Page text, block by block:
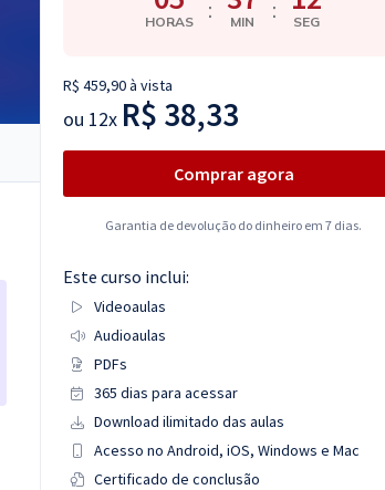
HORAS : MIN : SEG
R$ 459,90 à vista
ou 12x R$ 38,33
Comprar agora
Garantia de devolução do dinheiro em 7 dias.
Este curso inclui:
Videoaulas
Audioaulas
PDFs
365 dias para acessar
Download ilimitado das aulas
Acesso no Android, iOS, Windows e Mac
Certificado de conclusão